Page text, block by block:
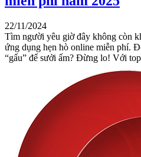
22/11/2024
Tìm người yêu giờ đây không còn
ứng dụng hẹn hò online miễn phí.
“gấu” để sưởi ấm? Đừng lo! Với